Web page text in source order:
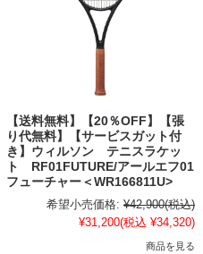
【送料無料】【20％OFF】【張
り代無料】【サービスガット付
き】ウィルソン テニスラケッ
ト RF01FUTURE/アールエフ01
フューチャー＜WR166811U>
希望小売価格: ¥42,900(税込)
¥31,200(税込 ¥34,320)
商品を見る